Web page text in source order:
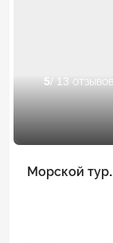
5/ 13 отзывов
Морской